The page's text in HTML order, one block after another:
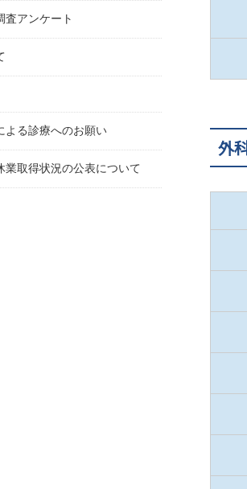
外
査アンケート
よる診療へのお願い
業取得状況の公表について